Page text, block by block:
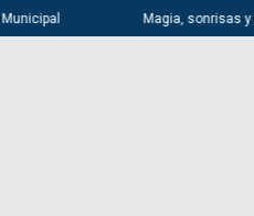
Magia, sonrisas y